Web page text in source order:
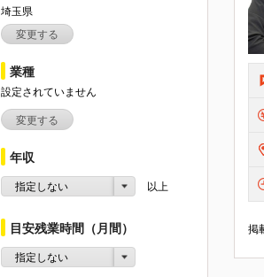
埼玉県
変更する
業種
設定されていません
変更する
年収
指定しない 以上
目安残業時間（月間）
指定しない
掲